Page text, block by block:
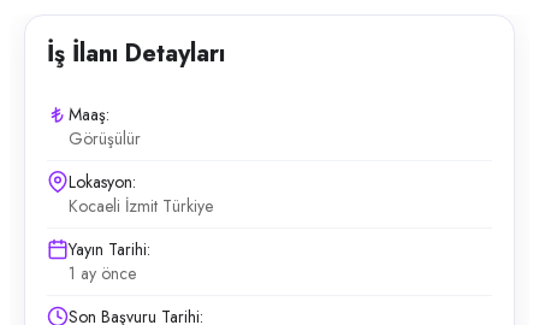
İş İlanı Detayları
Maaş:
Görüşülür
Lokasyon:
Kocaeli İzmit Türkiye
Yayın Tarihi:
1 ay önce
Son Başvuru Tarihi: